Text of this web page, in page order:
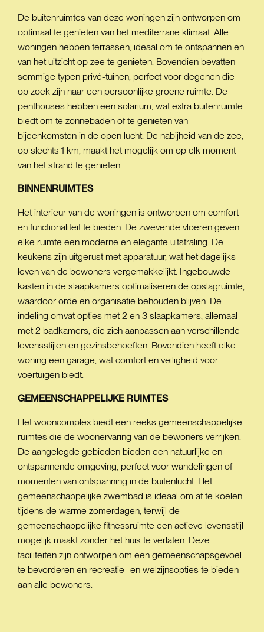
De buitenruimtes van deze woningen zijn ontworpen om
optimaal te genieten van het mediterrane klimaat. Alle
woningen hebben terrassen, ideaal om te ontspannen en
van het uitzicht op zee te genieten. Bovendien bevatten
sommige typen privé-tuinen, perfect voor degenen die
op zoek zijn naar een persoonlijke groene ruimte. De
penthouses hebben een solarium, wat extra buitenruimte
biedt om te zonnebaden of te genieten van
bijeenkomsten in de open lucht. De nabijheid van de zee,
op slechts 1 km, maakt het mogelijk om op elk moment
van het strand te genieten.
BINNENRUIMTES
Het interieur van de woningen is ontworpen om comfort
en functionaliteit te bieden. De zwevende vloeren geven
elke ruimte een moderne en elegante uitstraling. De
keukens zijn uitgerust met apparatuur, wat het dagelijks
leven van de bewoners vergemakkelijkt. Ingebouwde
kasten in de slaapkamers optimaliseren de opslagruimte,
waardoor orde en organisatie behouden blijven. De
indeling omvat opties met 2 en 3 slaapkamers, allemaal
met 2 badkamers, die zich aanpassen aan verschillende
levensstijlen en gezinsbehoeften. Bovendien heeft elke
woning een garage, wat comfort en veiligheid voor
voertuigen biedt.
GEMEENSCHAPPELIJKE RUIMTES
Het wooncomplex biedt een reeks gemeenschappelijke
ruimtes die de woonervaring van de bewoners verrijken.
De aangelegde gebieden bieden een natuurlijke en
ontspannende omgeving, perfect voor wandelingen of
momenten van ontspanning in de buitenlucht. Het
gemeenschappelijke zwembad is ideaal om af te koelen
tijdens de warme zomerdagen, terwijl de
gemeenschappelijke fitnessruimte een actieve levensstijl
mogelijk maakt zonder het huis te verlaten. Deze
faciliteiten zijn ontworpen om een gemeenschapsgevoel
te bevorderen en recreatie- en welzijnsopties te bieden
aan alle bewoners.